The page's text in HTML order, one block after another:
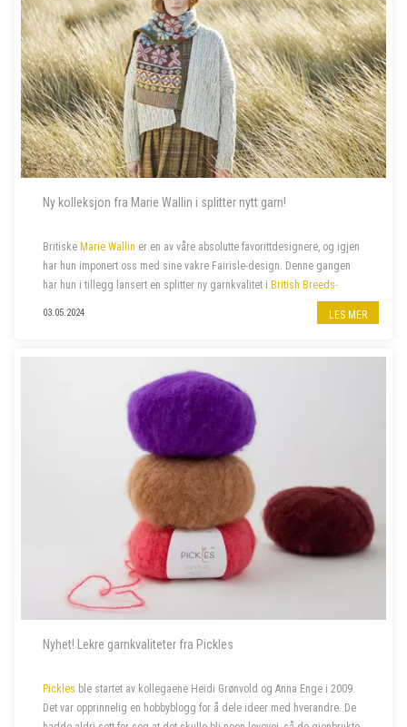
Ny kolleksjon fra Marie Wallin i splitter nytt garn!
Britiske Marie Wallin er en av våre absolutte favorittdesignere, og igjen
har hun imponert oss med sine vakre Fairisle-design. Denne gangen
har hun i tillegg lansert en splitter ny garnkvalitet i British Breeds-
, er
03.05.2024 LES MER
Nyhet! Lekre garnkvaliteter fra Pickles
Pickles ble startet av kollegaene Heidi Grønvold og Anna Enge i 2009.
Det var opprinnelig en hobbyblogg for å dele ideer med hverandre. De